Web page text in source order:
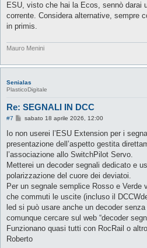
ESU, visto che hai la Ecos, sennò darai
corrente. Considera alternative, sempre
in primis.
Mauro Menini
Senialas
PlasticoDigitale
Re: SEGNALI IN DCC
#7
M
s
a
g
i
o
sabato 18 aprile 2026, 12:00
Io non userei l’ESU Extension per i
presentazione dell’aspetto gestita
l’associazione allo SwitchPilot Servo.
Metterei un decoder segnali dedicato e
polarizzazione del cuore dei deviatoi.
Per un segnale semplice Rosso e Verde
che commuti le uscite (incluso il
led si può usare anche un decoder
comunque cercare sul web “decoder
Funzionano quasi tutti con RocRail o
Roberto